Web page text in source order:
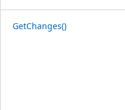
GetChanges()